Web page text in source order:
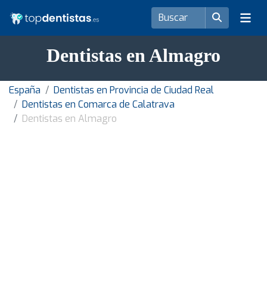
Dentistas en Almagro
España
Dentistas en Provincia de Ciudad Real
Dentistas en Comarca de Calatrava
Dentistas en Almagro